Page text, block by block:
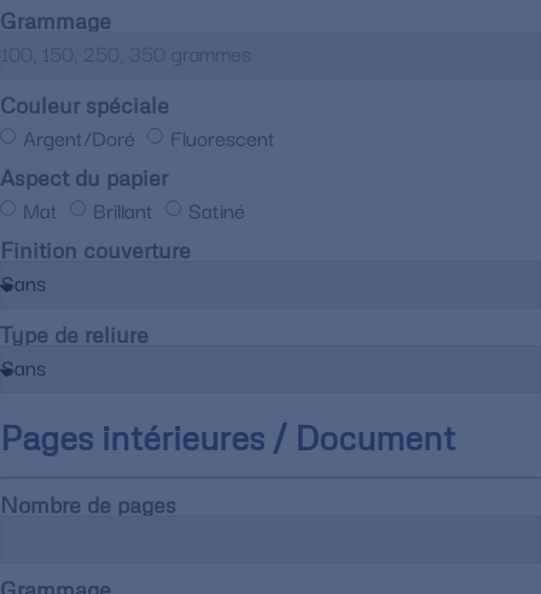
Grammage
Couleur spéciale
Argent/Doré Fluorescent
Aspect du papier
Mat Brillant Satiné
Finition couverture
Type de reliure
Pages intérieures / Document
Nombre de pages